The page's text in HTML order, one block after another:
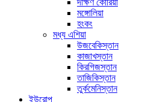
দক্ষিণ কোরিয়া
মঙ্গোলিয়া
হংকং
মধ্য এশিয়া
উজবেকিস্তান
কাজাখস্তান
কিরগিজস্তান
তাজিকিস্তান
তুর্কমেনিস্তান
ইউরোপ